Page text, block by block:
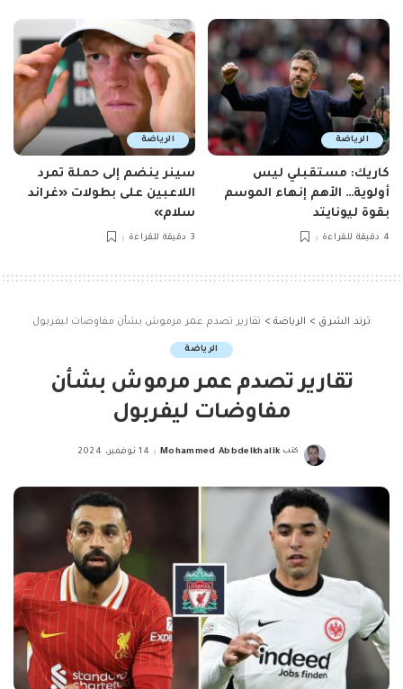
الرياضة
كاريك: مستقبلي ليس
أولوية… الأهم إنهاء الموسم
بقوة ليونايتد
4 دقيقة للقراءة
الرياضة
سينر ينضم إلى حملة تمرد
اللاعبين على بطولات «غراند
سلام»
3 دقيقة للقراءة
ترند الشرق > الرياضة > تقارير تصدم عمر مرموش بشأن مفاوضات ليفربول
الرياضة
تقارير تصدم عمر مرموش بشأن
مفاوضات ليفربول
Posted
كتب Mohammed Abbdelkhalik 14 نوفمبر، 2024